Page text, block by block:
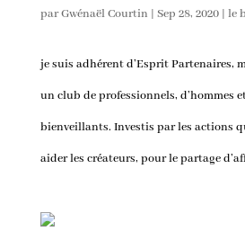
parGwénaël Courtin | Sep 28, 2020| le
je suis adhérent d’Esprit Partenaires,
un club de professionnels, d’hommes
bienveillants. Investis par les actions
aider les créateurs, pour le partage